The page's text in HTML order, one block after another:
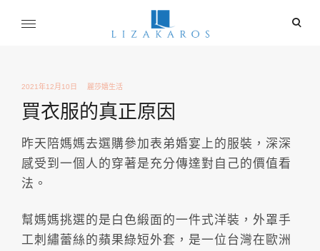
open
2021年12月10日 麗莎嬉生活
買衣服的真正原因
昨天陪媽媽去選購參加表弟婚宴上的服裝，深深
感受到一個人的穿著是充分傳達對自己的價值看
法。
幫媽媽挑選的是白色緞面的一件式洋裝，外罩手
工刺繡蕾絲的蘋果綠短外套，是一位台灣在歐洲